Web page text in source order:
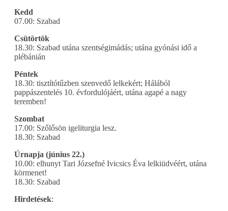
Kedd
07.00: Szabad
Csütörtök
18.30: Szabad utána szentségimádás; utána gyónási idő a
plébánián
Péntek
18.30: tisztítótűzben szenvedő lelkekért; Hálából
pappászentelés 10. évfordulójáért, utána agapé a nagy
teremben!
Szombat
17.00: Szőlősön igeliturgia lesz.
18.30: Szabad
Úrnapja (június 22.)
10.00: elhunyt Tari Józsefné Ivicsics Éva lelkiüdvéért, utána
körmenet!
18.30: Szabad
Hirdetések: